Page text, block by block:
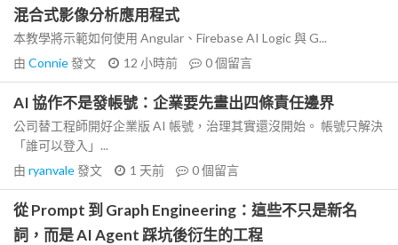
混合式影像分析應用程式
本教學將示範如何使用 Angular、Firebase AI Logic 與 G...
由 Connie發文 12 小時前 0個留言
AI 協作不是發帳號：企業要先畫出四條責任邊界
公司替工程師開好企業版 AI 帳號，治理其實還沒開始。 帳號只解決
「誰可以登入」...
由 ryanvale發文 1 天前 0個留言
從 Prompt 到 Graph Engineering：這些不只是新名
詞，而是 AI Agent 踩坑後衍生的工程